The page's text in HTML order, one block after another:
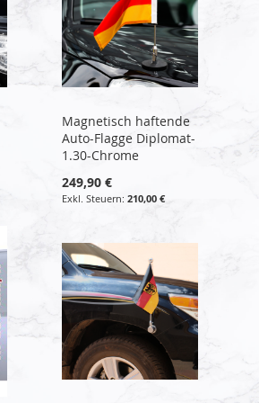
Magnetisch haftende
Auto-Flagge Diplomat-
1.30-Chrome
249,90 €
210,00 €